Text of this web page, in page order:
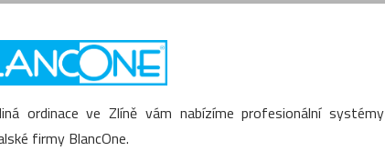
ordinace ve Zlíně vám nabízíme profesionální systémy
firmy BlancOne.